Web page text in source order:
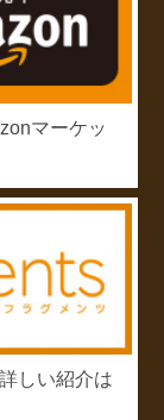
マーケッ
しい紹介は